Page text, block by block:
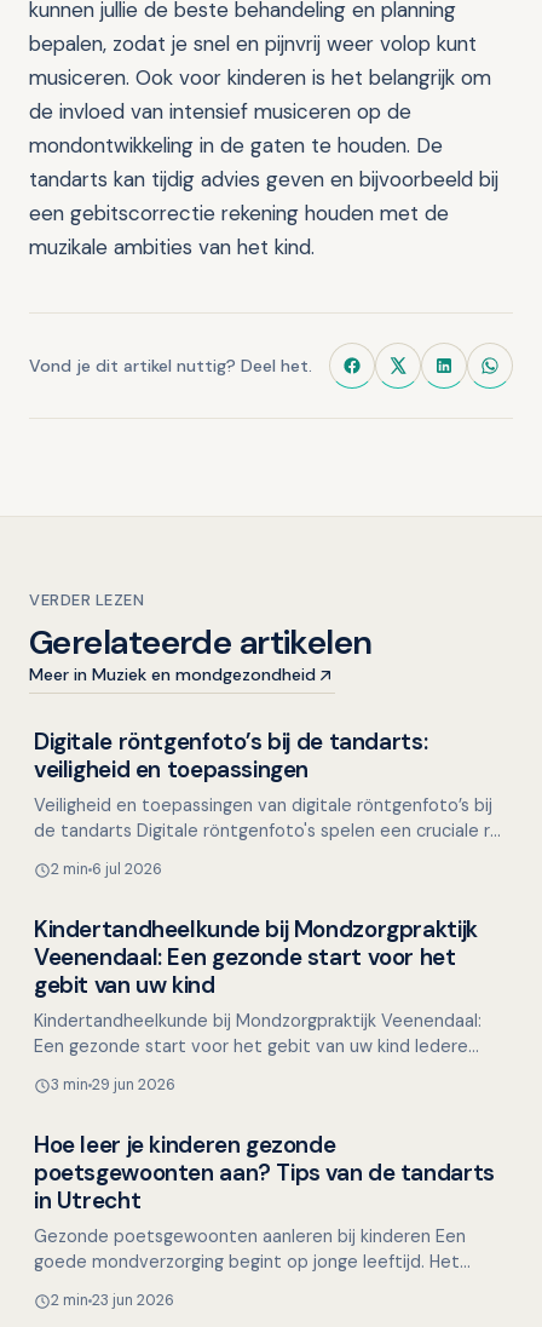
kunnen jullie de beste behandeling en planning
bepalen, zodat je snel en pijnvrij weer volop kunt
musiceren. Ook voor kinderen is het belangrijk om
de invloed van intensief musiceren op de
mondontwikkeling in de gaten te houden. De
tandarts kan tijdig advies geven en bijvoorbeeld bij
een gebitscorrectie rekening houden met de
muzikale ambities van het kind.
Vond je dit artikel nuttig? Deel het.
VERDER LEZEN
Gerelateerde artikelen
Meer in Muziek en mondgezondheid
Overig nieuws
Digitale röntgenfoto’s bij de tandarts:
veiligheid en toepassingen
Veiligheid en toepassingen van digitale röntgenfoto’s bij
de tandarts Digitale röntgenfoto's spelen een cruciale rol
2 min 6 jul 2026
Overig nieuws
Kindertandheelkunde bij Mondzorgpraktijk
Veenendaal: Een gezonde start voor het
gebit van uw kind
Kindertandheelkunde bij Mondzorgpraktijk Veenendaal:
Een gezonde start voor het gebit van uw kind Iedere
3 min 29 jun 2026
Overig nieuws
Hoe leer je kinderen gezonde
poetsgewoonten aan? Tips van de tandarts
in Utrecht
Gezonde poetsgewoonten aanleren bij kinderen Een
goede mondverzorging begint op jonge leeftijd. Het
de bas…
2 min 23 jun 2026